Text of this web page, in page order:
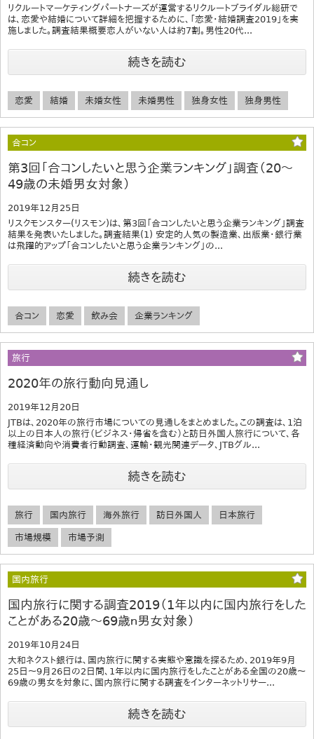
リクルートマーケティングパートナーズが運営するリクルートブライダル総研で
は、恋愛や結婚について詳細を把握するために、「恋愛・結婚調査2019」を実
施しました。調査結果概要恋人がいない人は約7割。男性20代...
続きを読む
恋愛 結婚 未婚女性 未婚男性 独身女性 独身男性
合コン
第3回「合コンしたいと思う企業ランキング」調査（20～
49歳の未婚男女対象）
2019年12月25日
リスクモンスター(リスモン)は、第3回「合コンしたいと思う企業ランキング」調査
結果を発表いたしました。調査結果(1) 安定的人気の製造業、出版業・銀行業
は飛躍的アップ「合コンしたいと思う企業ランキング」の...
続きを読む
合コン 恋愛 飲み会 企業ランキング
旅行
2020年の旅行動向見通し
2019年12月20日
JTBは、2020年の旅行市場についての見通しをまとめました。この調査は、1泊
以上の日本人の旅行（ビジネス･帰省を含む）と訪日外国人旅行について、各
種経済動向や消費者行動調査、運輸・観光関連データ、JTBグル...
続きを読む
旅行 国内旅行 海外旅行 訪日外国人 日本旅行
市場規模 市場予測
国内旅行
国内旅行に関する調査2019（1年以内に国内旅行をした
ことがある20歳～69歳ｎ男女対象）
2019年10月24日
大和ネクスト銀行は、国内旅行に関する実態や意識を探るため、2019年9月
25日～9月26日の2日間、1年以内に国内旅行をしたことがある全国の20歳～
69歳の男女を対象に、国内旅行に関する調査をインターネットリサー...
続きを読む